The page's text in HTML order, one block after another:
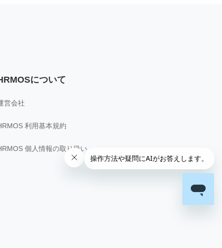
について
営会社
利用基本規約
個人情報の取り扱い